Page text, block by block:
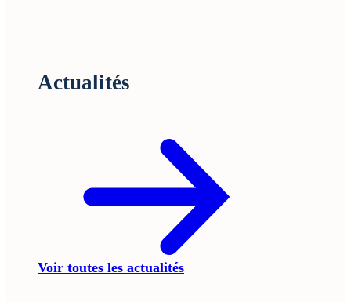
Actualités
Voir toutes les actualités